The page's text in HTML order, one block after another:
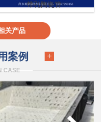
带孔陶瓷管
关产品
案例
CASE